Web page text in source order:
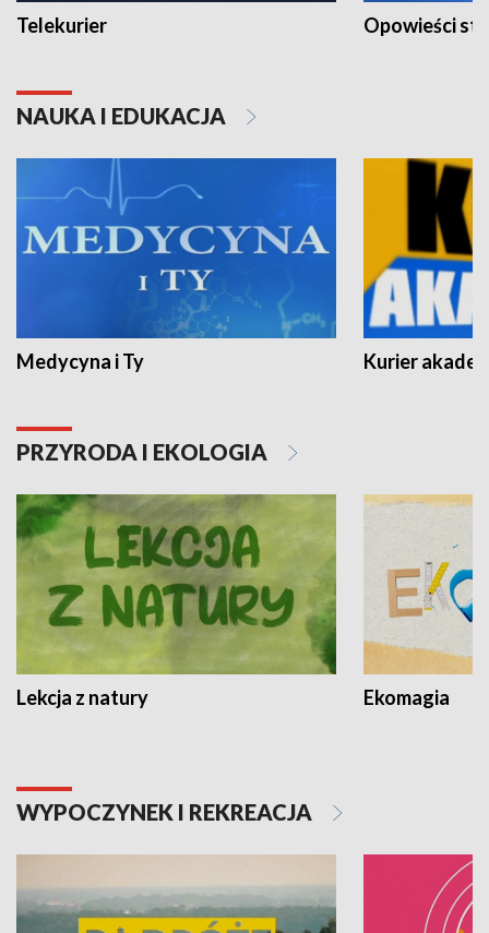
Telekurier Opowieści
NAUKA I EDUKACJA
Medycyna i Ty Kurier
PRZYRODA I EKOLOGIA
Lekcja z natury Ekomagia
WYPOCZYNEK I REKREACJA